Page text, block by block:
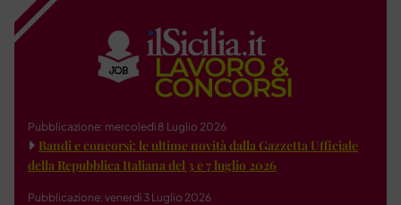
Pubblicazione: mercoledì 8 Luglio 2026
Bandi e concorsi: le ultime novità dalla Gazzetta Ufficiale
della Repubblica Italiana del 3 e 7 luglio 2026
Pubblicazione: venerdì 3 Luglio 2026